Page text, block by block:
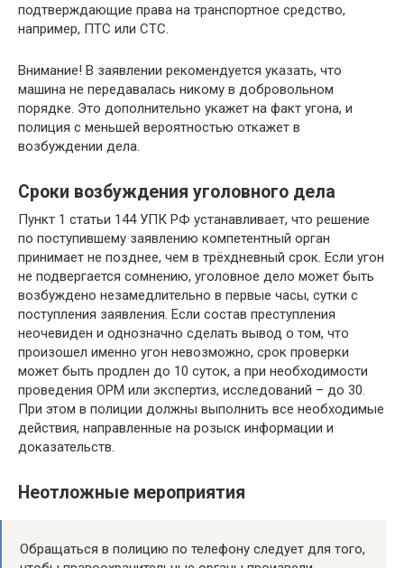
подтверждающие права на транспортное средство,
например, ПТС или СТС.
Внимание! В заявлении рекомендуется указать, что
машина не передавалась никому в добровольном
порядке. Это дополнительно укажет на факт угона, и
полиция с меньшей вероятностью откажет в
возбуждении дела.
Сроки возбуждения уголовного дела
Пункт 1 статьи 144 УПК РФ устанавливает, что решение
по поступившему заявлению компетентный орган
принимает не позднее, чем в трёхдневный срок. Если угон
не подвергается сомнению, уголовное дело может быть
возбуждено незамедлительно в первые часы, сутки с
поступления заявления. Если состав преступления
неочевиден и однозначно сделать вывод о том, что
произошел именно угон невозможно, срок проверки
может быть продлен до 10 суток, а при необходимости
проведения ОРМ или экспертиз, исследований – до 30.
При этом в полиции должны выполнить все необходимые
действия, направленные на розыск информации и
доказательств.
Неотложные мероприятия
Обращаться в полицию по телефону следует для того,